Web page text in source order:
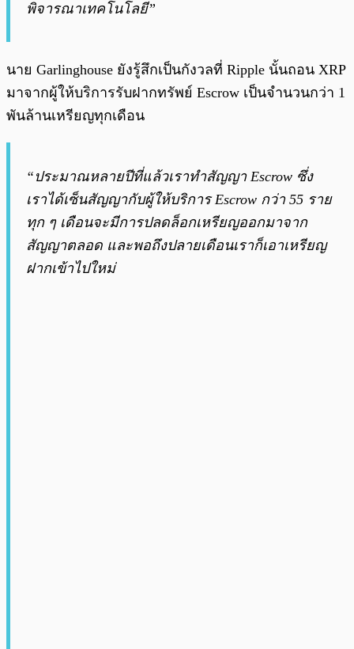
พิจารณาเทคโนโลยี”
นาย Garlinghouse ยังรู้สึกเป็นกังวลที่ Ripple นั้นถอน XRP
มาจากผู้ให้บริการรับฝากทรัพย์ Escrow เป็นจำนวนกว่า 1
พันล้านเหรียญทุกเดือน
“ประมาณหลายปีที่แล้วเราทำสัญญา Escrow ซึ่ง
เราได้เซ็นสัญญากับผู้ให้บริการ Escrow กว่า 55 ราย
ทุก ๆ เดือนจะมีการปลดล็อกเหรียญออกมาจาก
สัญญาตลอด และพอถึงปลายเดือนเราก็เอาเหรียญ
ฝากเข้าไปใหม่